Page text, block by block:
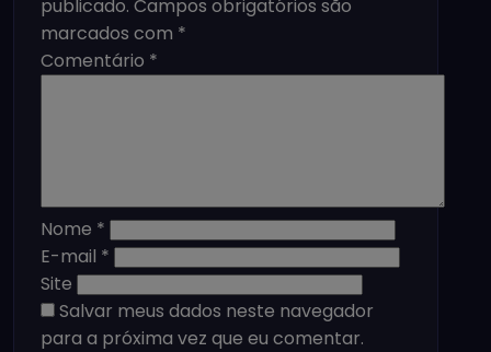
publicado. Campos obrigatórios são
marcados com *
Comentário *
Nome *
E-mail *
Site
Salvar meus dados neste navegador
para a próxima vez que eu comentar.